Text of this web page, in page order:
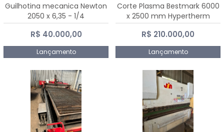
Guilhotina mecanica Newton
2050 x 6,35 - 1/4
R$ 40.000,00
Lançamento
Corte Plasma Bestmark 6000
x 2500 mm Hypertherm
MaxPro 200
R$ 210.000,00
Lançamento